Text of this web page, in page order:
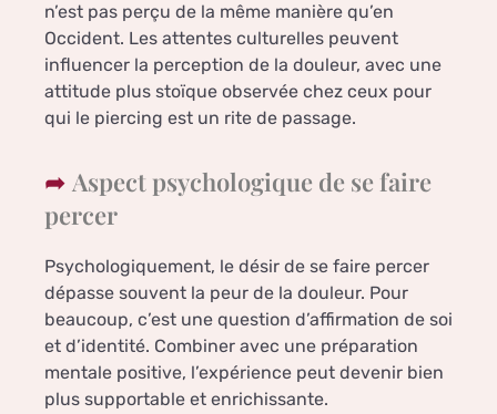
n’est pas perçu de la même manière qu’en
Occident. Les attentes culturelles peuvent
influencer la perception de la douleur, avec une
attitude plus stoïque observée chez ceux pour
qui le piercing est un rite de passage.
Aspect psychologique de se faire
percer
Psychologiquement, le désir de se faire percer
dépasse souvent la peur de la douleur. Pour
beaucoup, c’est une question d’affirmation de soi
et d’identité. Combiner avec une préparation
mentale positive, l’expérience peut devenir bien
plus supportable et enrichissante.